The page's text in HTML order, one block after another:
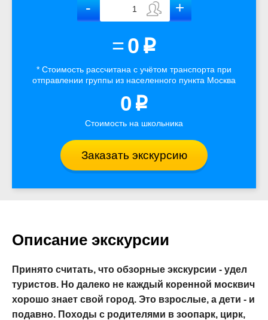
=0 p
* Стоимость рассчитана с учётом транспорта при
отправлении группы из населенного пункта Москва
0 p
Стоимость на школьника
Заказать экскурсию
Описание экскурсии
Принято считать, что обзорные экскурсии - удел
туристов. Но далеко не каждый коренной москвич
хорошо знает свой город. Это взрослые, а дети - и
подавно. Походы с родителями в зоопарк, цирк,